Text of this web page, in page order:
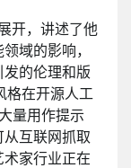
开，讲述了他
域的影响，
的伦理和版
格在开源人工
量用作提示
互联网抓取
家行业正在